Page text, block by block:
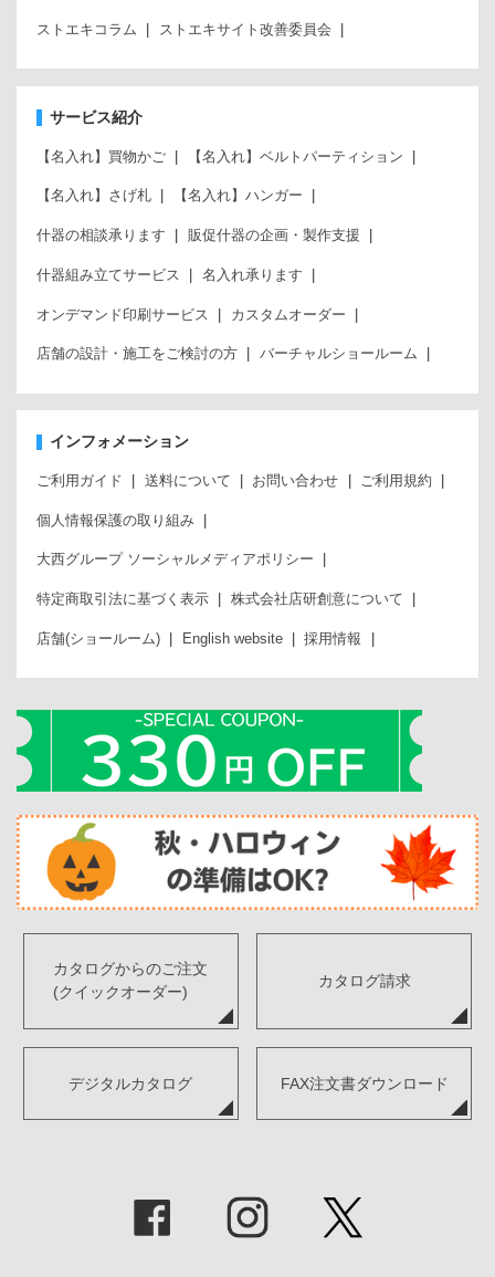
ストエキコラム ストエキサイト改善委員会
サービス紹介
【名入れ】買物かご 【名入れ】ベルトパーティション
【名入れ】さげ札 【名入れ】ハンガー
什器の相談承ります 販促什器の企画・製作支援
什器組み立てサービス 名入れ承ります
オンデマンド印刷サービス カスタムオーダー
店舗の設計・施工をご検討の方 バーチャルショールーム
インフォメーション
ご利用ガイド 送料について お問い合わせ ご利用規約
個人情報保護の取り組み
大西グループ ソーシャルメディアポリシー
特定商取引法に基づく表示 株式会社店研創意について
店舗(ショールーム) English website 採用情報
カタログからのご注文
(クイックオーダー)
カタログ請求
デジタルカタログ FAX注文書ダウンロード